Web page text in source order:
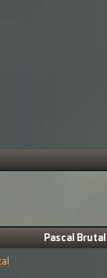
Pascal